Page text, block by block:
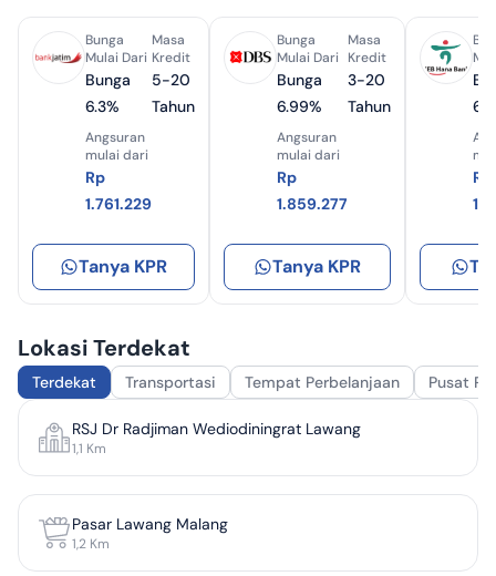
Bunga
Mulai Dari
Bunga
6.3%
Angsuran
mulai dari
Rp
1.761.229
Masa
Kredit
5-20
Tahun
Tanya KPR
Bunga
Mulai Dari
Bunga
6.99%
Angsuran
mulai dari
Rp
1.859.277
Masa
Kredit
3-20
Tahun
Tanya KPR
Rp
Lokasi Terdekat
Terdekat Transportasi Tempat Perbelanjaan Pusat
RSJ Dr Radjiman Wediodiningrat Lawang
1,1 Km
Pasar Lawang Malang
1,2 Km